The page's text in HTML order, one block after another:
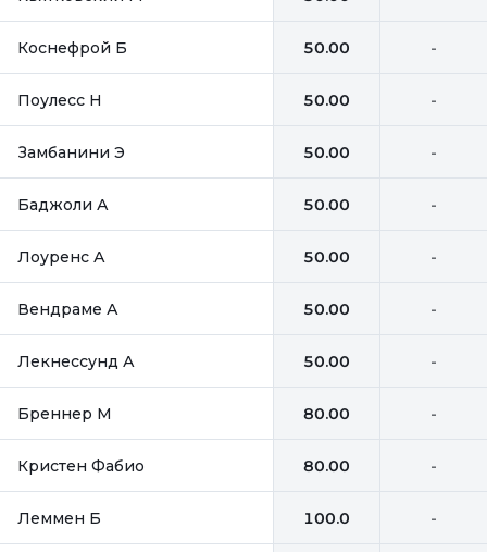
Коснефрой Б 50.00 -
Поулесс Н 50.00 -
Замбанини Э 50.00 -
Баджоли А 50.00 -
Лоуренс А 50.00 -
Вендраме А 50.00 -
Лекнессунд А 50.00 -
Бреннер М 80.00 -
Кристен Фабио 80.00 -
Леммен Б 100.0 -